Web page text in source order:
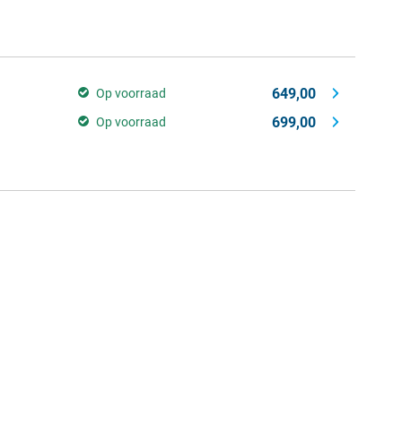
Op voorraad 649,00
Op voorraad 699,00